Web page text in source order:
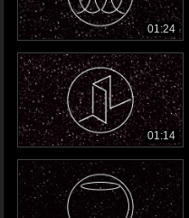
01:24
01:14